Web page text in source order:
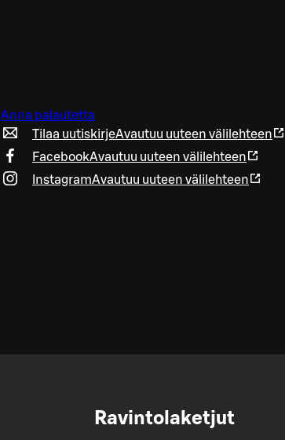
Anna palautetta
Tilaa uutiskirjeAvautuu uuteen välilehteen
FacebookAvautuu uuteen välilehteen
InstagramAvautuu uuteen välilehteen
Ravintolaketjut